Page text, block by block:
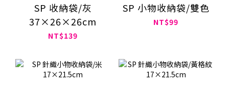
SP 收納袋/灰
37×26×26cm
NT$139
SP 小物收納袋/雙色
NT$99